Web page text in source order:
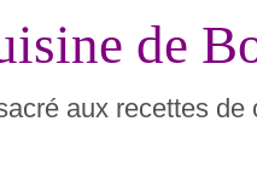
de
aux recettes